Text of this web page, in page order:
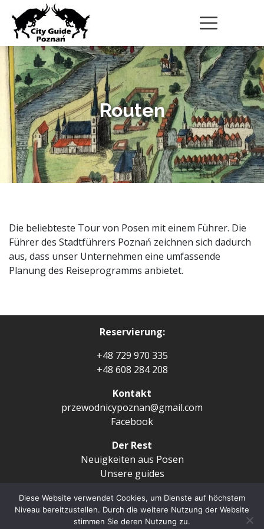
Routen
Die beliebteste Tour von Posen mit einem Führer. Die
Führer des Stadtführers Poznań zeichnen sich dadurch
aus, dass unser Unternehmen eine umfassende
Planung des Reiseprogramms anbietet.
Reservierung:
+48 729 970 335
+48 608 284 208
Kontakt
przewodnicypoznan@gmail.com
Facebook
Der Rest
Neuigkeiten aus Posen
Unsere guides
Routen
Copyright © City Guide Przewodnicy Poznań 2022
Diese Website verwendet Cookies, um Dienste auf höchstem
Niveau bereitzustellen. Durch die weitere Nutzung der Website
stimmen Sie deren Nutzung zu.